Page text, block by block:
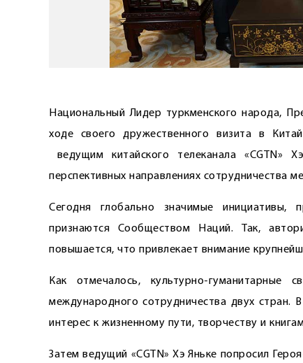
Национальный Лидер туркменского народа,
ходе своего дружественного визита в
ведущим китайского телеканала «CGTN»
перспективных направлениях сотрудничества
Сегодня глобально значимые инициативы,
признаются Сообществом Наций. Так,
повышается, что привлекает внимание
Как отмечалось, культурно-
международного сотрудничества двух стран.
интерес к жизненному пути, творчеству и
Затем ведущий «CGTN» Хэ Яньке попросил